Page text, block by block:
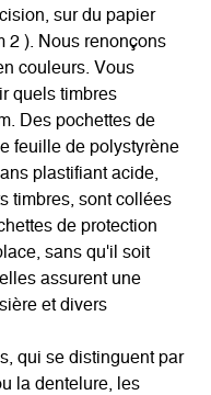
sur du papier
2 ). Nous renonçons
couleurs. Vous
quels timbres
Des pochettes de
feuille de polystyrène
plastifiant acide,
timbres, sont collées
de protection
sans qu'il soit
assurent une
et divers
qui se distinguent par
la dentelure, les